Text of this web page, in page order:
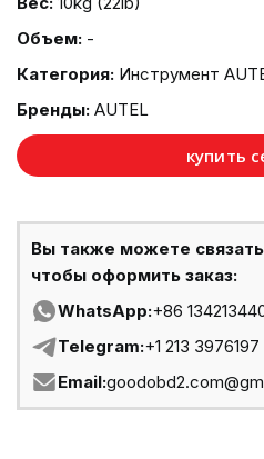
Объем: -
Категория: Инструмент
Бренды: AUTEL
купить
Вы также можете
чтобы оформить заказ:
WhatsApp:+86
Telegram:+1 213 3976197
Email: